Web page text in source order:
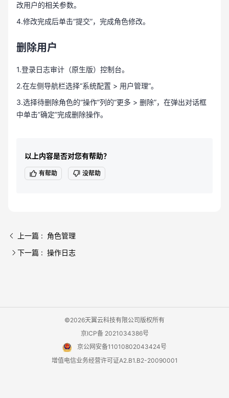
改用户的相关参数。
4.修改完成后单击“提交”，完成角色修改。
删除用户
1.登录日志审计（原生版）控制台。
2.在左侧导航栏选择“系统配置 > 用户管理”。
3.选择待删除角色的“操作”列的“更多 > 删除”，在弹出对话框
中单击“确定”完成删除操作。
以上内容是否对您有帮助？
有帮助 没帮助
上一篇 : 角色管理
下一篇 : 操作日志
©2026天翼云科技有限公司版权所有
京ICP备 2021034386号
京公网安备11010802043424号
增值电信业务经营许可证A2.B1.B2-20090001